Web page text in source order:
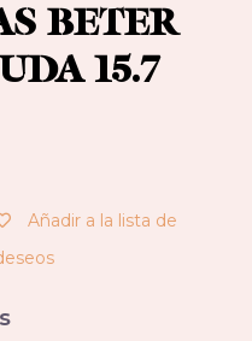
BETER
15.7
Añadir a la lista de